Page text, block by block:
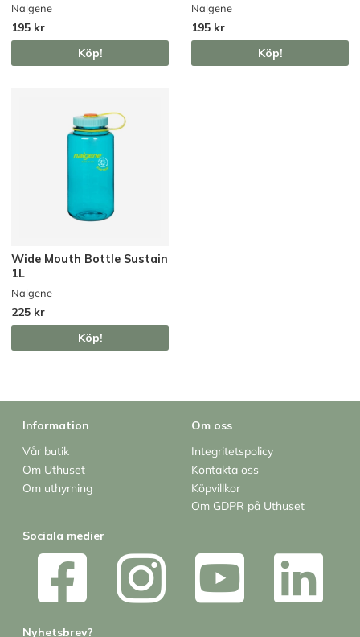
Nalgene
195 kr
Köp!
Nalgene
195 kr
Köp!
Wide Mouth Bottle Sustain
1L
Nalgene
225 kr
Köp!
Information
Vår butik
Om Uthuset
Om uthyrning
Om oss
Integritetspolicy
Kontakta oss
Köpvillkor
Om GDPR på Uthuset
Sociala medier
Nyhetsbrev?